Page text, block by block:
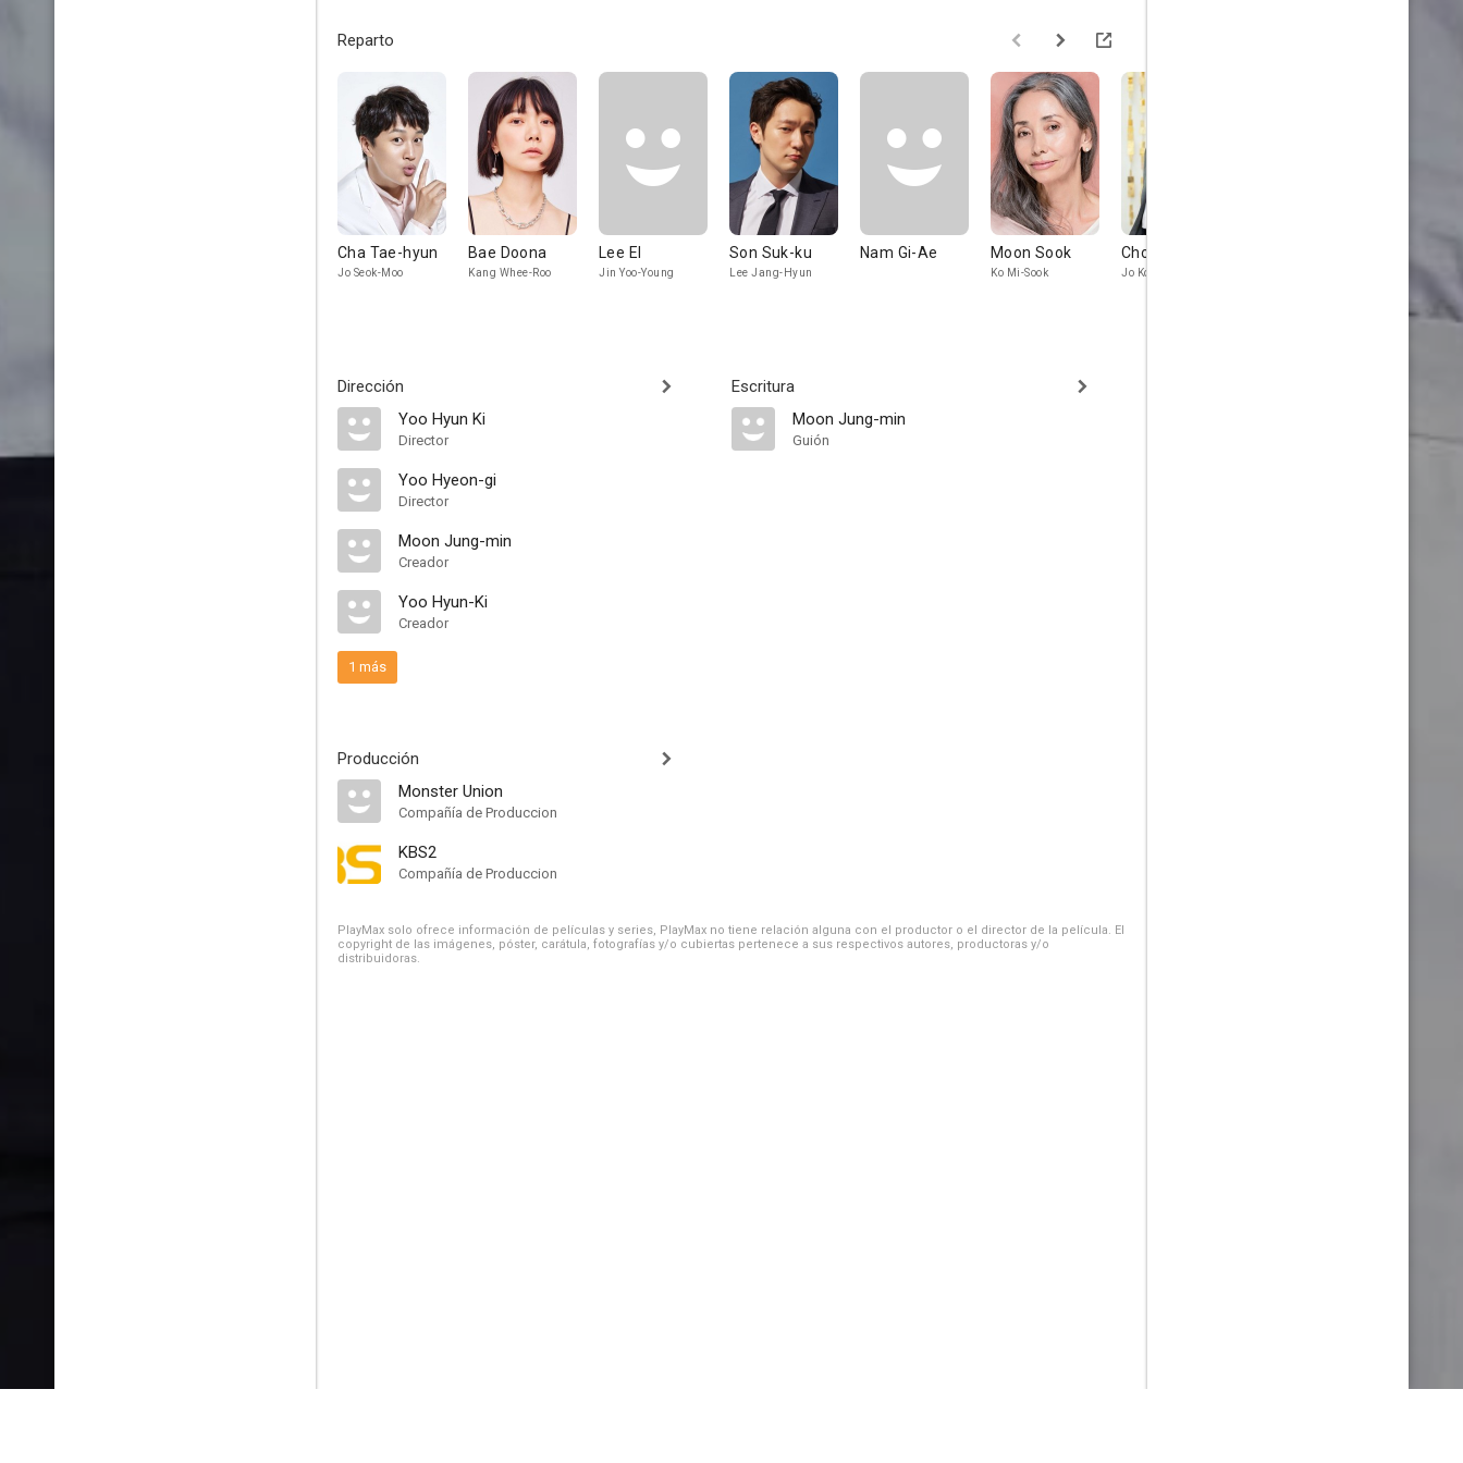
Reparto
Cha Tae-hyun
Jo Seok-Moo
Bae Doona
Kang Whee-Roo
Lee El
Jin Yoo-Young
Son Suk-ku
Lee Jang-Hyun
Nam Gi-Ae Moon Sook
Ko Mi-Sook
Choi Jung-woo
Jo Koo-Ho
Albright
Dirección
Yoo Hyun Ki
Director
Yoo Hyeon-gi
Director
Moon Jung-min
Creador
Yoo Hyun-Ki
Creador
1 más
Producción
Monster Union
Compañía de Produccion
KBS2
Compañía de Produccion
Escritura
Moon Jung-min
Guión
PlayMax solo ofrece información de películas y series, PlayMax no tiene relación alguna con el productor o el director de la película. El
copyright de las imágenes, póster, carátula, fotografías y/o cubiertas pertenece a sus respectivos autores, productoras y/o
distribuidoras.